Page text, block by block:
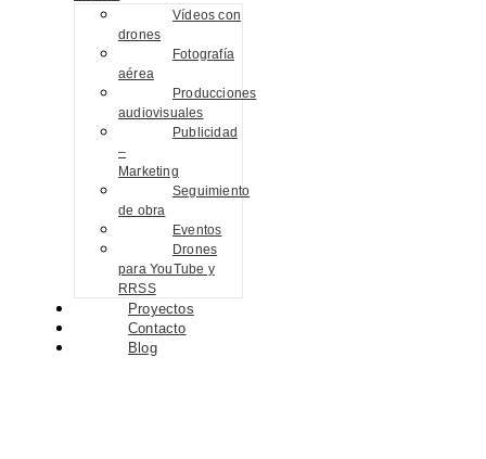
Vídeos con
drones
Fotografía
aérea
Producciones
audiovisuales
Publicidad
–
Marketing
Seguimiento
de obra
Eventos
Drones
para YouTube y
RRSS
Proyectos
Contacto
Blog